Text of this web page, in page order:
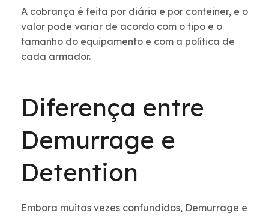
A cobrança é feita por diária e por contêiner, e o
valor pode variar de acordo com o tipo e o
tamanho do equipamento e com a política de
cada armador.
Diferença entre
Demurrage e
Detention
Embora muitas vezes confundidos, Demurrage e